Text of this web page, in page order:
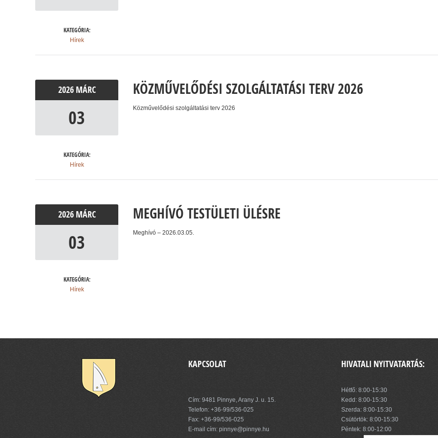
KATEGÓRIA:
Hírek
2026 MÁRC
03
KATEGÓRIA:
Hírek
KÖZMŰVELŐDÉSI SZOLGÁLTATÁSI TERV 2026
Közművelődési szolgáltatási terv 2026
2026 MÁRC
03
KATEGÓRIA:
Hírek
MEGHÍVÓ TESTÜLETI ÜLÉSRE
Meghívó – 2026.03.05.
KAPCSOLAT
Cím: 9481 Pinnye, Arany J. u. 15.
Telefon:+36-99/536-025
Fax: +36-99/536-025
E-mail cím: pinnye@pinnye.hu
HIVATALI NYITVATARTÁS:
Hétfő: 8:00-15:30
Kedd: 8:00-15:30
Szerda: 8:00-15:30
Csütörtök: 8:00-15:30
Péntek: 8:00-12:00